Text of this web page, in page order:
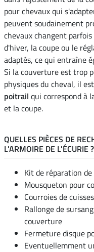
pour chevaux qui
peuvent soudainement
chevaux changent
d'hiver, la coupe ou le
adaptés, ce qui entraîne
Si la couverture est trop
physiques du cheval, il
poitrail qui correspond à
et la coupe.
QUELLES PIÈCES DE
L'ARMOIRE DE L'ÉCURIE ?
Kit de réparation
Mousqueton pour
Courroies de
Rallonge de
couverture
Fermeture disque
Eventuellemment